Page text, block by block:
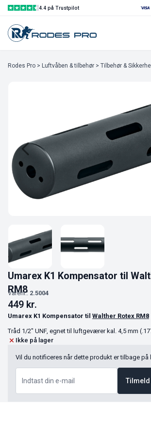
4.4 på Trustpilot
Rodes Pro > Luftvåben & tilbehør > Tilbehør &
Umarex K1 Kompensator til
RM8
Varenr.: 2.5004
449 kr.
Umarex K1 Kompensator til Walther Rotex RM8
Tråd 1/2″ UNF, egnet til luftgeværer kal. 4,5 mm
Ikke på lager
Vil du notificeres når dette produkt er tilbage på